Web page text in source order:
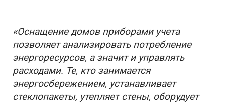
«Оснащение домов приборами учета
позволяет анализировать потребление
энергоресурсов, а значит и управлять
расходами. Те, кто занимается
энергосбережением, устанавливает
стеклопакеты, утепляет стены, оборудует